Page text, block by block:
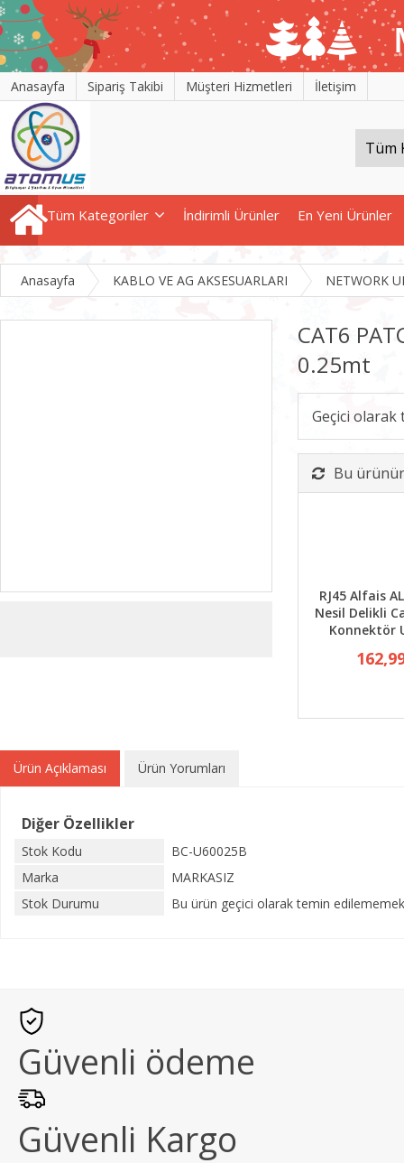
Anasayfa Sipariş Takibi Müşteri Hizmetleri İletişim
Tüm Kategoriler İndirimli Ürünler En Yeni Ürünler
Anasayfa KABLO VE AG AKSESUARLARI NETWORK
CAT6
0.25mt
Geçici
Bu
RJ45 Alfais
Nesil Delikli
Konnektör
Ürün Açıklaması Ürün Yorumları
Diğer Özellikler
Stok Kodu
BC-U60025B
Marka
MARKASIZ
Stok Durumu
Bu ürün geçici olarak temin
Güvenli ödeme
Güvenli Kargo